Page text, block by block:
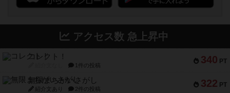
アクセス数 急上昇中
340 PT
コレクト！
1件の投稿
322 PT
無限まちがいさがし
紹介文あり 2件の投稿